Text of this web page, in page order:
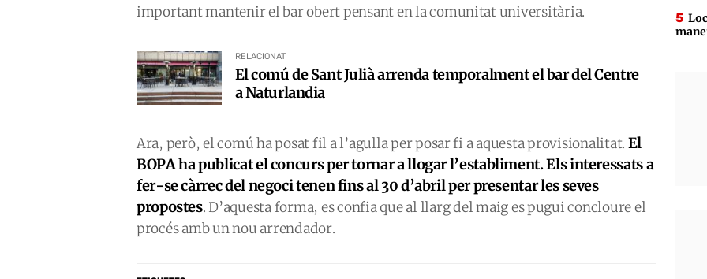
important mantenir el bar obert pensant en la comunitat universitària.
RELACIONAT
El comú de Sant Julià arrenda temporalment el bar del Centre
a Naturlandia
Ara, però, el comú ha posat fil a l’agulla per posar fi a aquesta provisionalitat. El
BOPA ha publicat el concurs per tornar a llogar l’establiment. Els interessats a
fer-se càrrec del negoci tenen fins al 30 d’abril per presentar les seves
propostes. D’aquesta forma, es confia que al llarg del maig es pugui concloure el
procés amb un nou arrendador.